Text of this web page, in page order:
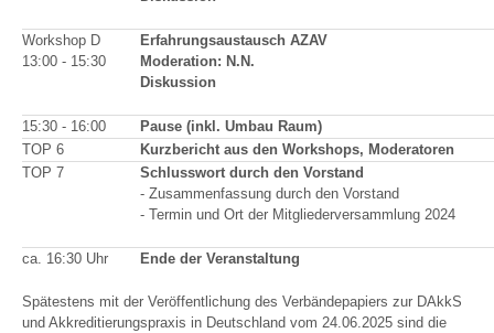
Workshop D
13:00 - 15:30
Erfahrungsaustausch AZAV
Moderation: N.N.
Diskussion
15:30 - 16:00
Pause (inkl. Umbau Raum)
TOP 6
Kurzbericht aus den Workshops, Moderatoren
TOP 7
Schlusswort durch den Vorstand
- Zusammenfassung durch den Vorstand
- Termin und Ort der Mitgliederversammlung 2024
ca. 16:30 Uhr Ende der Veranstaltung
Spätestens mit der Veröffentlichung des Verbändepapiers zur DAkkS
und Akkreditierungspraxis in Deutschland vom 24.06.2025 sind die